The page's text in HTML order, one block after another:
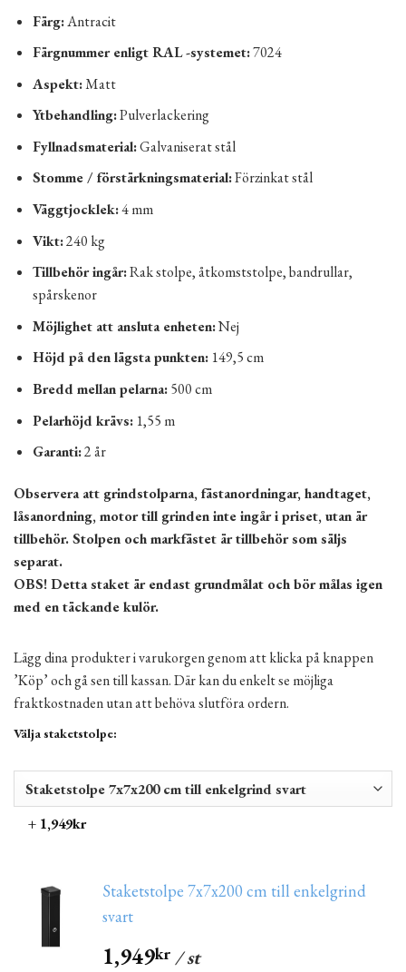
Färg:Antracit
Färgnummer enligt RAL -systemet:7024
Aspekt:​​Matt
Ytbehandling:Pulverlackering
Fyllnadsmaterial:Galvaniserat stål
Stomme / förstärkningsmaterial:Förzinkat stål
Väggtjocklek:4 mm
Vikt:240 kg
Tillbehör ingår:Rak stolpe, åtkomststolpe, bandrullar,
spårskenor
Möjlighet att ansluta enheten:Nej
Höjd på den lägsta punkten:149,5 cm
Bredd mellan pelarna:500 cm
Pelarhöjd krävs:1,55 m
Garanti:2 år
Observera att grindstolparna, fästanordningar, handtaget,
låsanordning, motor till grinden inte ingår i priset, utan är
tillbehör. Stolpen och markfästet är tillbehör som säljs
separat.
OBS! Detta staket är endast grundmålat och bör målas igen
med en täckande kulör.
Lägg dina produkter i varukorgen genom att klicka på knappen
’Köp’ och gå sen till kassan. Där kan du enkelt se möjliga
fraktkostnaden utan att behöva slutföra ordern.
Välja staketstolpe:
+ 1,949kr
Staketstolpe 7x7x200 cm till enkelgrind
svart
1,949kr / st